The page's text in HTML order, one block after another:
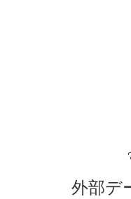
外部デ